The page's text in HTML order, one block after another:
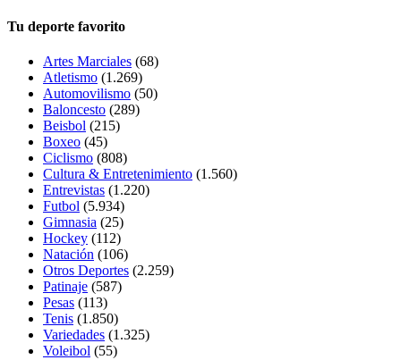
Tu deporte favorito
Artes Marciales (68)
Atletismo (1.269)
Automovilismo (50)
Baloncesto (289)
Beisbol (215)
Boxeo (45)
Ciclismo (808)
Cultura & Entretenimiento (1.560)
Entrevistas (1.220)
Futbol (5.934)
Gimnasia (25)
Hockey (112)
Natación (106)
Otros Deportes (2.259)
Patinaje (587)
Pesas (113)
Tenis (1.850)
Variedades (1.325)
Voleibol (55)